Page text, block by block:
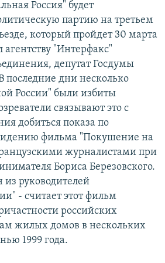
РАССЫЛКУ
Россия" будет
партию на третьем
который пройдет 30 марта
"Интерфакс"
депутат Госдумы
дни несколько
России" были избиты
связывают это с
добиться показа по
фильма "Покушение на
журналистами при
Бориса Березовского.
из руководителей
- считает этот фильм
российских
жилых домов в нескольких
1999 года.